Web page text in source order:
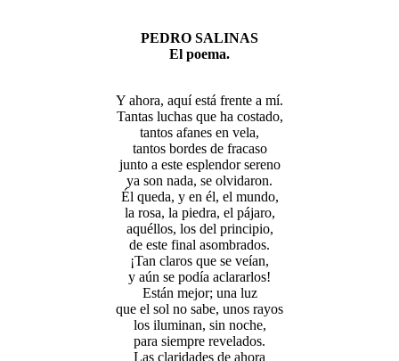
PEDRO SALINAS
El poema.
Y ahora, aquí está frente a mí.
Tantas luchas que ha costado,
tantos afanes en vela,
tantos bordes de fracaso
junto a este esplendor sereno
ya son nada, se olvidaron.
Él queda, y en él, el mundo,
la rosa, la piedra, el pájaro,
aquéllos, los del principio,
de este final asombrados.
¡Tan claros que se veían,
y aún se podía aclararlos!
Están mejor; una luz
que el sol no sabe, unos rayos
los iluminan, sin noche,
para siempre revelados.
Las claridades de ahora